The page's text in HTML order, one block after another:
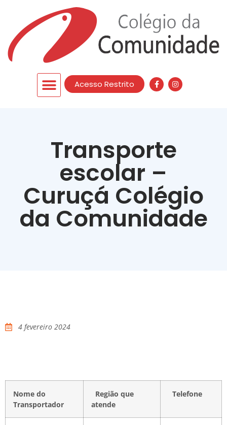
Acesso Restrito
Transporte
escolar –
Curuçá Colégio
da Comunidade
4 fevereiro 2024
Nome do
Transportador
Região que
atende
Telefone